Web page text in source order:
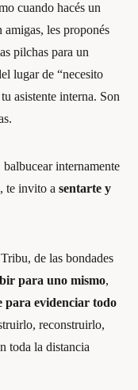
cuando hacés un
les proponés
pilchas para un
lugar de “necesito
asistente interna. Son
internamente
te invito a sentarte y
de las bondades
para uno mismo,
para evidenciar todo
reconstruirlo,
toda la distancia